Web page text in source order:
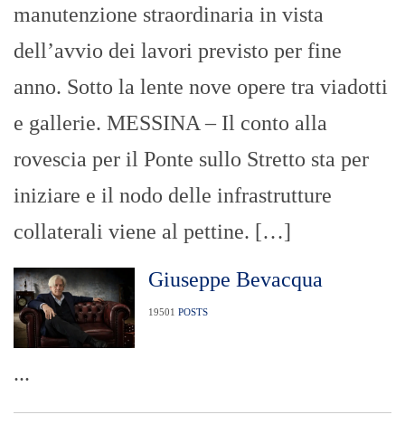
manutenzione straordinaria in vista
dell’avvio dei lavori previsto per fine
anno. Sotto la lente nove opere tra viadotti
e gallerie. MESSINA – Il conto alla
rovescia per il Ponte sullo Stretto sta per
iniziare e il nodo delle infrastrutture
collaterali viene al pettine. […]
Giuseppe Bevacqua
19501 POSTS
...